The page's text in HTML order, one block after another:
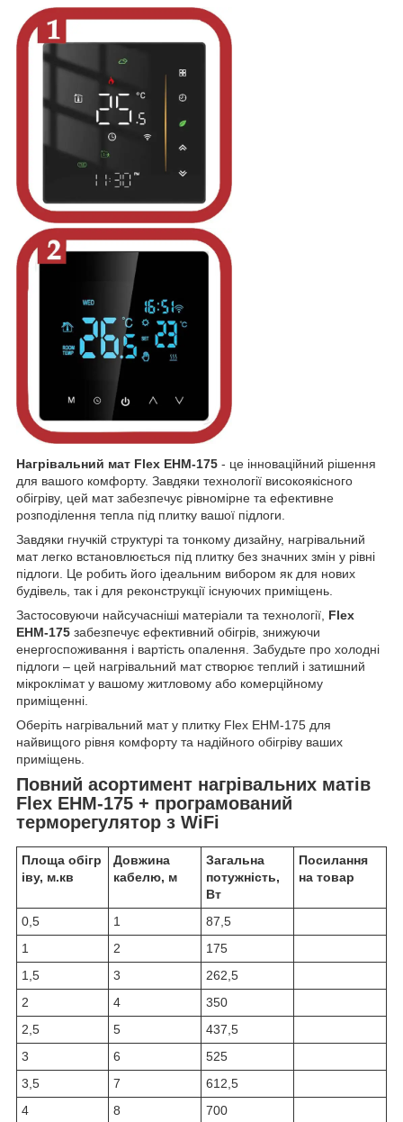
Нагрівальний мат Flex EHM-175 - це інноваційний рішення
для вашого комфорту. Завдяки технології високоякісного
обігріву, цей мат забезпечує рівномірне та ефективне
розподілення тепла під плитку вашої підлоги.
Завдяки гнучкій структурі та тонкому дизайну, нагрівальний
мат легко встановлюється під плитку без значних змін у рівні
підлоги. Це робить його ідеальним вибором як для нових
будівель, так і для реконструкції існуючих приміщень.
Застосовуючи найсучасніші матеріали та технології, Flex
EHM-175 забезпечує ефективний обігрів, знижуючи
енергоспоживання і вартість опалення. Забудьте про холодні
підлоги – цей нагрівальний мат створює теплий і затишний
мікроклімат у вашому житловому або комерційному
приміщенні.
Оберіть нагрівальний мат у плитку Flex EHM-175 для
найвищого рівня комфорту та надійного обігріву ваших
приміщень.
Повний асортимент нагрівальних матів
Flex EHM-175 + програмований
терморегулятор з WiFi
Площа обігр
іву, м.кв
Довжина
кабелю, м
Загальна
потужність,
Вт
Посилання
на товар
0,5 1
87,5
1
2
175
1,5
3
262,5
2
4
350
2,5
5
437,5
3
6
525
3,5
7
612,5
4
8 700